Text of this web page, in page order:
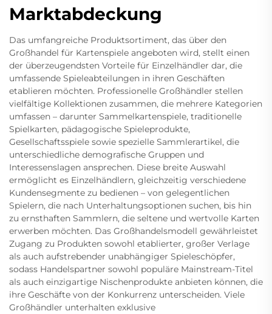
Marktabdeckung
Das umfangreiche Produktsortiment, das über den
Großhandel für Kartenspiele angeboten wird, stellt einen
der überzeugendsten Vorteile für Einzelhändler dar, die
umfassende Spieleabteilungen in ihren Geschäften
etablieren möchten. Professionelle Großhändler stellen
vielfältige Kollektionen zusammen, die mehrere Kategorien
umfassen – darunter Sammelkartenspiele, traditionelle
Spielkarten, pädagogische Spieleprodukte,
Gesellschaftsspiele sowie spezielle Sammlerartikel, die
unterschiedliche demografische Gruppen und
Interessenslagen ansprechen. Diese breite Auswahl
ermöglicht es Einzelhändlern, gleichzeitig verschiedene
Kundensegmente zu bedienen – von gelegentlichen
Spielern, die nach Unterhaltungsoptionen suchen, bis hin
zu ernsthaften Sammlern, die seltene und wertvolle Karten
erwerben möchten. Das Großhandelsmodell gewährleistet
Zugang zu Produkten sowohl etablierter, großer Verlage
als auch aufstrebender unabhängiger Spieleschöpfer,
sodass Handelspartner sowohl populäre Mainstream-Titel
als auch einzigartige Nischenprodukte anbieten können, die
ihre Geschäfte von der Konkurrenz unterscheiden. Viele
Großhändler unterhalten exklusive